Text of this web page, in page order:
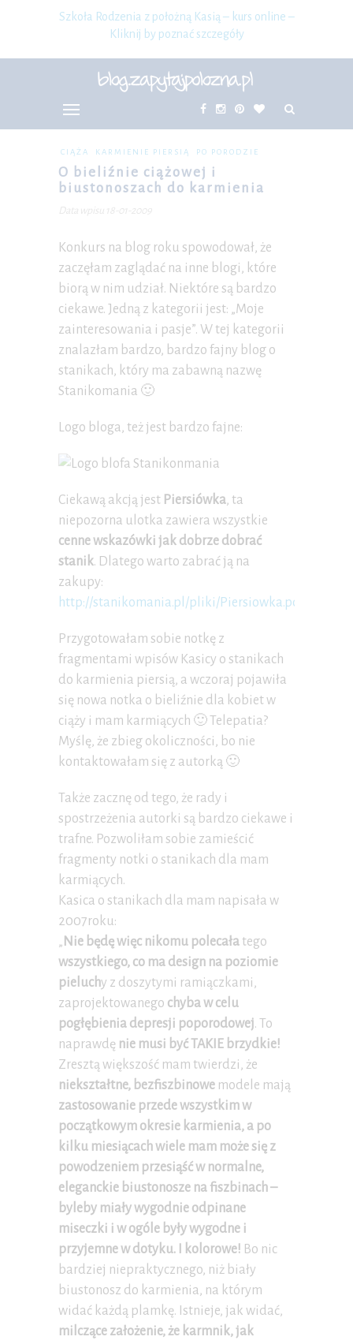
Szkoła Rodzenia z położną Kasią – kurs online –
Kliknij by poznać szczegóły
CIĄŻA KARMIENIE PIERSIĄ PO PORODZIE
O bieliźnie ciążowej i
biustonoszach do karmienia
Data wpisu 18-01-2009
Konkurs na blog roku spowodował, że
zaczęłam zaglądać na inne blogi, które
biorą w nim udział. Niektóre są bardzo
ciekawe. Jedną z kategorii jest: „Moje
zainteresowania i pasje”. W tej kategorii
znalazłam bardzo, bardzo fajny blog o
stanikach, który ma zabawną nazwę
Stanikomania 🙂
Logo bloga, też jest bardzo fajne:
Ciekawą akcją jest Piersiówka, ta
niepozorna ulotka zawiera wszystkie
cenne wskazówki jak dobrze dobrać
stanik. Dlatego warto zabrać ją na
zakupy:
http://stanikomania.pl/pliki/Piersiowka.pdf
Przygotowałam sobie notkę z
fragmentami wpisów Kasicy o stanikach
do karmienia piersią, a wczoraj pojawiła
się nowa notka o bieliźnie dla kobiet w
ciąży i mam karmiących 🙂 Telepatia?
Myślę, że zbieg okoliczności, bo nie
kontaktowałam się z autorką 🙂
Także zacznę od tego, że rady i
spostrzeżenia autorki są bardzo ciekawe i
trafne. Pozwoliłam sobie zamieścić
fragmenty notki o stanikach dla mam
karmiących.
Kasica o stanikach dla mam napisała w
2007roku:
„ Nie będę więc nikomu polecała tego
wszystkiego, co ma design na poziomie
pieluchy z doszytymi ramiączkami,
zaprojektowanego chyba w celu
pogłębienia depresji poporodowej . To
naprawdę nie musi być TAKIE brzydkie!
Zresztą większość mam twierdzi, że
niekształtne, bezfiszbinowe modele mają
zastosowanie przede wszystkim w
początkowym okresie karmienia, a po
kilku miesiącach wiele mam może się z
powodzeniem przesiąść w normalne,
eleganckie biustonosze na fiszbinach –
byleby miały wygodnie odpinane
miseczki i w ogóle były wygodne i
przyjemne w dotyku. I kolorowe! Bo nic
bardziej niepraktycznego, niż biały
biustonosz do karmienia, na którym
widać każdą plamkę. Istnieje, jak widać,
milczące założenie, że karmnik, jak